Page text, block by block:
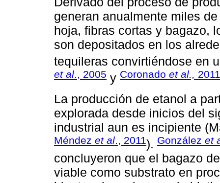
generan anualmente miles
hoja, fibras cortas y bagazo,
son depositados en los
tequileras convirtiéndose en
et al., 2005 y Coronado et al., 2011
La producción de etanol a
explorada desde inicios del
industrial aun es incipiente
Méndez et al ., 2011). González et
concluyeron que el bagazo
viable como substrato en